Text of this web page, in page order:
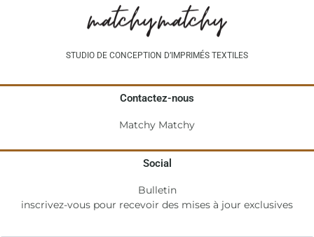
STUDIO DE CONCEPTION D’IMPRIMÉS TEXTILES
Contactez-nous
Matchy Matchy
Social
Bulletin
inscrivez-vous pour recevoir des mises à jour exclusives